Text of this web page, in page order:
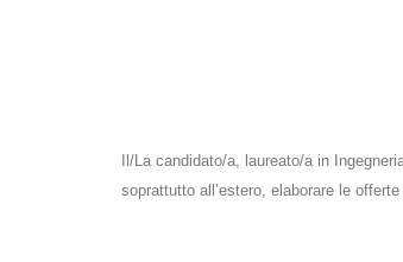
Il/La candidato/a, laureato/a in
soprattutto all’estero, elaborare le